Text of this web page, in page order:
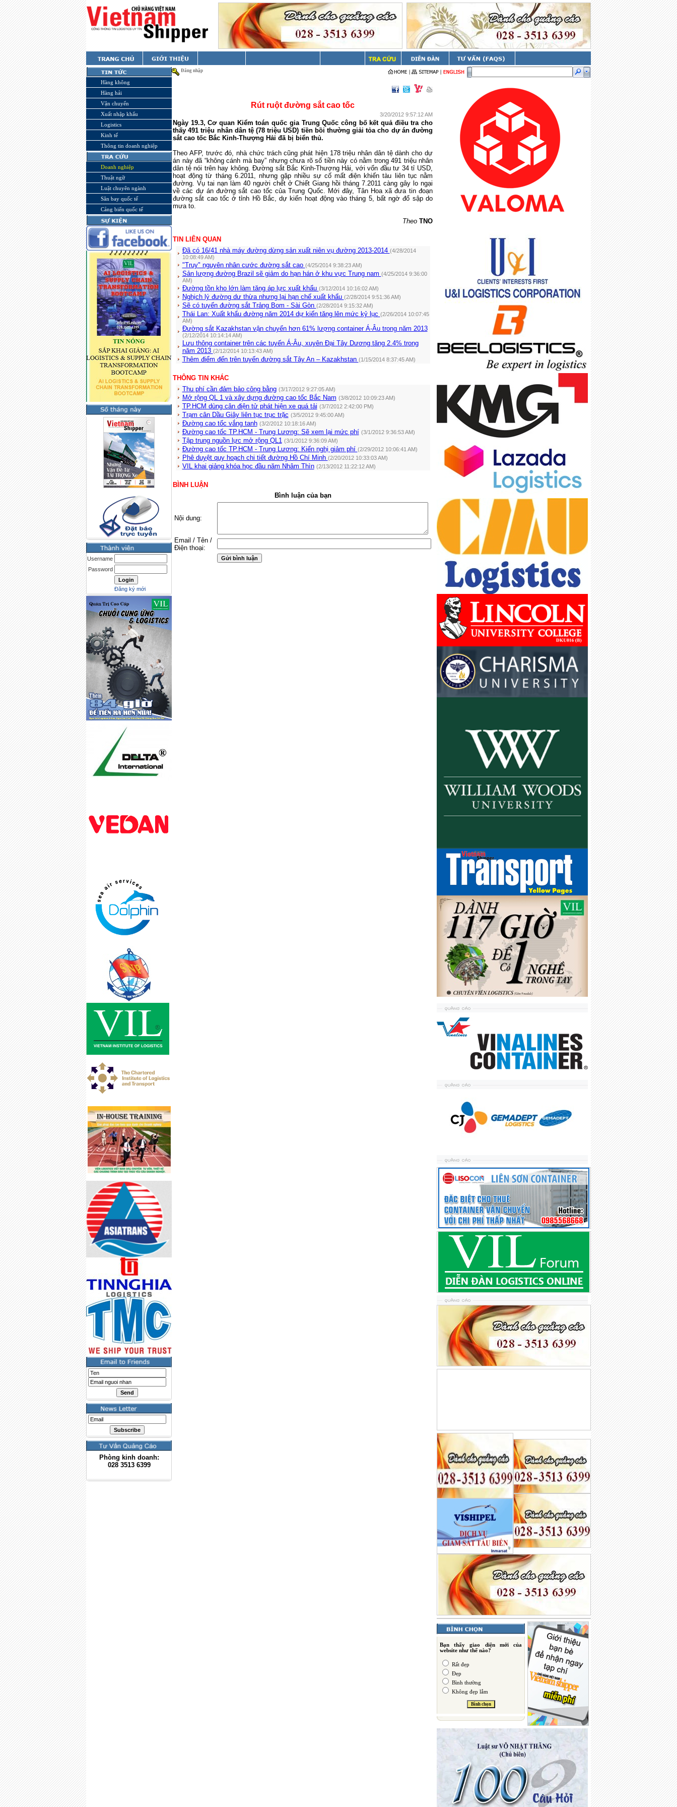
Hàng không
Hàng hải
Vận chuyển
Xuất nhập khẩu
Logistics
Kinh tế
Thông tin doanh nghiệp
Doanh nghiệp
Thuật ngữ
Luật chuyên ngành
Sân bay quốc tế
Cảng biển quốc tế
Username
Password
Đăng ký mới
Phòng kinh doanh:
028 3513 6399
Đăng nhập
Rút ruột đường sắt cao tốc
3/20/2012 9:57:12 AM
Ngày 19.3, Cơ quan Kiểm toán quốc gia Trung Quốc công bố kết quả điều tra cho
thấy 491 triệu nhân dân tệ (78 triệu USD) tiền bồi thường giải tỏa cho dự án đường
sắt cao tốc Bắc Kinh-Thượng Hải đã bị biển thủ.
Theo AFP, trước đó, nhà chức trách cũng phát hiện 178 triệu nhân dân tệ dành cho dự
án này đã “không cánh mà bay” nhưng chưa rõ số tiền này có nằm trong 491 triệu nhân
dân tệ nói trên hay không. Đường sắt Bắc Kinh-Thượng Hải, với vốn đầu tư 34 tỉ USD,
hoạt động từ tháng 6.2011, nhưng gặp nhiều sự cố mất điện khiến tàu liên tục nằm
đường. Vụ tai nạn làm 40 người chết ở Chiết Giang hồi tháng 7.2011 càng gây lo ngại
về các dự án đường sắt cao tốc của Trung Quốc. Mới đây, Tân Hoa xã đưa tin đoạn
đường sắt cao tốc ở tỉnh Hồ Bắc, dự kiến hoạt động vào tháng 5, bất ngờ đổ sập do
mưa to.
Theo TNO
TIN LIÊN QUAN
Đã có 16/41 nhà máy đường dừng sản xuất niên vụ đường 2013-2014 (4/28/2014
10:08:49 AM)
"Truy" nguyên nhân cước đường sắt cao (4/25/2014 9:38:23 AM)
Sản lượng đường Brazil sẽ giảm do hạn hán ở khu vực Trung nam (4/25/2014 9:36:00
AM)
Đường tồn kho lớn làm tăng áp lực xuất khẩu (3/12/2014 10:16:02 AM)
Nghịch lý đường dư thừa nhưng lại hạn chế xuất khẩu (2/28/2014 9:51:36 AM)
Sẽ có tuyến đường sắt Trảng Bom - Sài Gòn (2/28/2014 9:15:32 AM)
Thái Lan: Xuất khẩu đường năm 2014 dự kiến tăng lên mức kỷ lục (2/26/2014 10:07:45
AM)
Đường sắt Kazakhstan vận chuyển hơn 61% lượng container Á-Âu trong năm 2013
(2/12/2014 10:14:14 AM)
Lưu thông container trên các tuyến Á-Âu, xuyên Đại Tây Dương tăng 2.4% trong
năm 2013 (2/12/2014 10:13:43 AM)
Thêm điểm đến trên tuyến đường sắt Tây An – Kazakhstan (1/15/2014 8:37:45 AM)
THÔNG TIN KHÁC
Thu phí cần đảm bảo công bằng (3/17/2012 9:27:05 AM)
Mở rộng QL 1 và xây dựng đường cao tốc Bắc Nam (3/8/2012 10:09:23 AM)
TP.HCM dùng cân điện tử phát hiện xe quá tải (3/7/2012 2:42:00 PM)
Trạm cân Dầu Giây liên tục trục trặc (3/5/2012 9:45:00 AM)
Đường cao tốc vắng tanh (3/2/2012 10:18:16 AM)
Đường cao tốc TP.HCM - Trung Lương: Sẽ xem lại mức phí (3/1/2012 9:36:53 AM)
Tập trung nguồn lực mở rộng QL1 (3/1/2012 9:36:09 AM)
Đường cao tốc TP.HCM - Trung Lương: Kiến nghị giảm phí (2/29/2012 10:06:41 AM)
Phê duyệt quy hoạch chi tiết đường Hồ Chí Minh (2/20/2012 10:33:03 AM)
VIL khai giảng khóa học đầu năm Nhâm Thìn (2/13/2012 11:22:12 AM)
BÌNH LUẬN
Bình luận của bạn
Nội dung:
Email / Tên /
Điện thoại:
Bạn thấy giao diện mới của
website như thế nào?
Rất đẹp
Đẹp
Bình thường
Không đẹp lắm